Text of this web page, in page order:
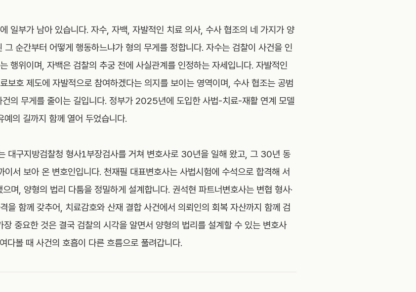
일부가 남아 있습니다. 자수, 자백, 자발적인 치료 의사, 수사 협조의 네 가지가 양
순간부터 어떻게 행동하느냐가 형의 무게를 정합니다. 자수는 검찰이 사건을 인
행위이며, 자백은 검찰의 추궁 전에 사실관계를 인정하는 자세입니다. 자발적인
보호 제도에 자발적으로 참여하겠다는 의지를 보이는 영역이며, 수사 협조는 공범
의 무게를 줄이는 길입니다. 정부가 2025년에 도입한 사법-치료-재활 연계 모델
예의 길까지 함께 열어 두었습니다.
대구지방검찰청 형사1부장검사를 거쳐 변호사로 30년을 일해 왔고, 그 30년 동
서 보아 온 변호인입니다. 천재필 대표변호사는 사법시험에 수석으로 합격해 서
며, 양형의 법리 다툼을 정밀하게 설계합니다. 권석현 파트너변호사는 변협 형사·
을 함께 갖추어, 치료감호와 산재 결합 사건에서 의뢰인의 회복 자산까지 함께 검
장 중요한 것은 결국 검찰의 시각을 알면서 양형의 법리를 설계할 수 있는 변호사
다볼 때 사건의 호흡이 다른 흐름으로 풀려갑니다.